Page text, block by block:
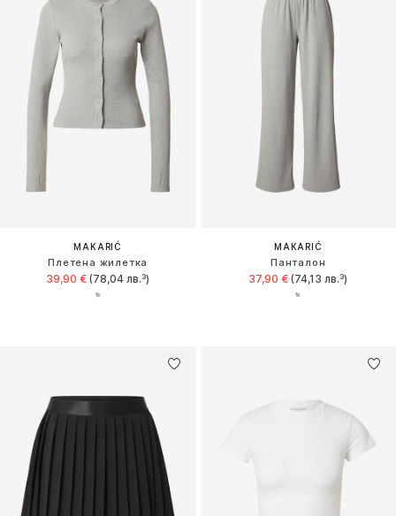
MAKARIĆ
Плетена жилетка
39,90 € (78,04 лв.³)
MAKARIĆ
Панталон
37,90 € (74,13 лв.³)